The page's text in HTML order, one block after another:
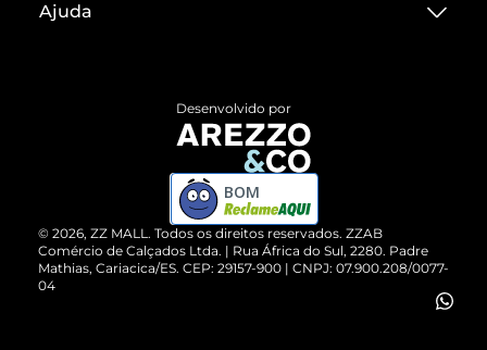
Termos de Uso
ZZ MALL é confiável
Cartão Presente
Vendas Corporativas
Ajuda
Devolução do Produto
Compre pelo WhatsApp
© 2026, ZZ MALL. Todos os direitos reservados. ZZAB
Comércio de Calçados Ltda. | Rua África do Sul, 2280. Padre
Mathias, Cariacica/ES. CEP: 29157-900 | CNPJ: 07.900.208/0077-
04
Desenvolvido por
BOM